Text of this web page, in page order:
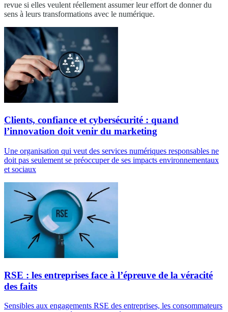
revue si elles veulent réellement assumer leur effort de donner du
sens à leurs transformations avec le numérique.
Clients, confiance et cybersécurité : quand
l’innovation doit venir du marketing
Une organisation qui veut des services numériques responsables ne
doit pas seulement se préoccuper de ses impacts environnementaux
et sociaux
RSE : les entreprises face à l’épreuve de la véracité
des faits
Sensibles aux engagements RSE des entreprises, les consommateurs